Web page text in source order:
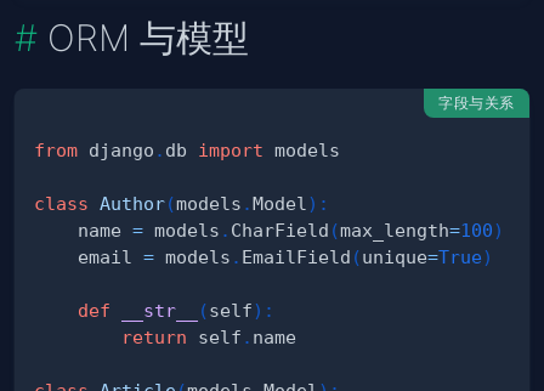
ORM 与模型
字段与关系
from django . db import
class Author(models .Model ) :
    name
= models . CharField (max_length=100)
    email
= models . EmailField (unique=True)
def __str__ (self) :
return self .